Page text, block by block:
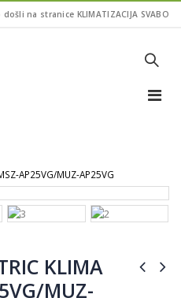
na stranice KLIMATIZACIJA SVABO
AP25VG/MUZ-AP25VG
KLIMA
MUZ-